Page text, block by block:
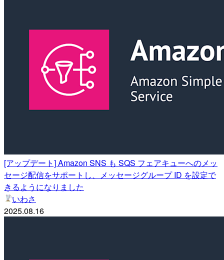
[アップデート] Amazon SNS も SQS フェアキューへのメッ
セージ配信をサポートし、メッセージグループ ID を設定で
きるようになりました
いわさ
2025.08.16